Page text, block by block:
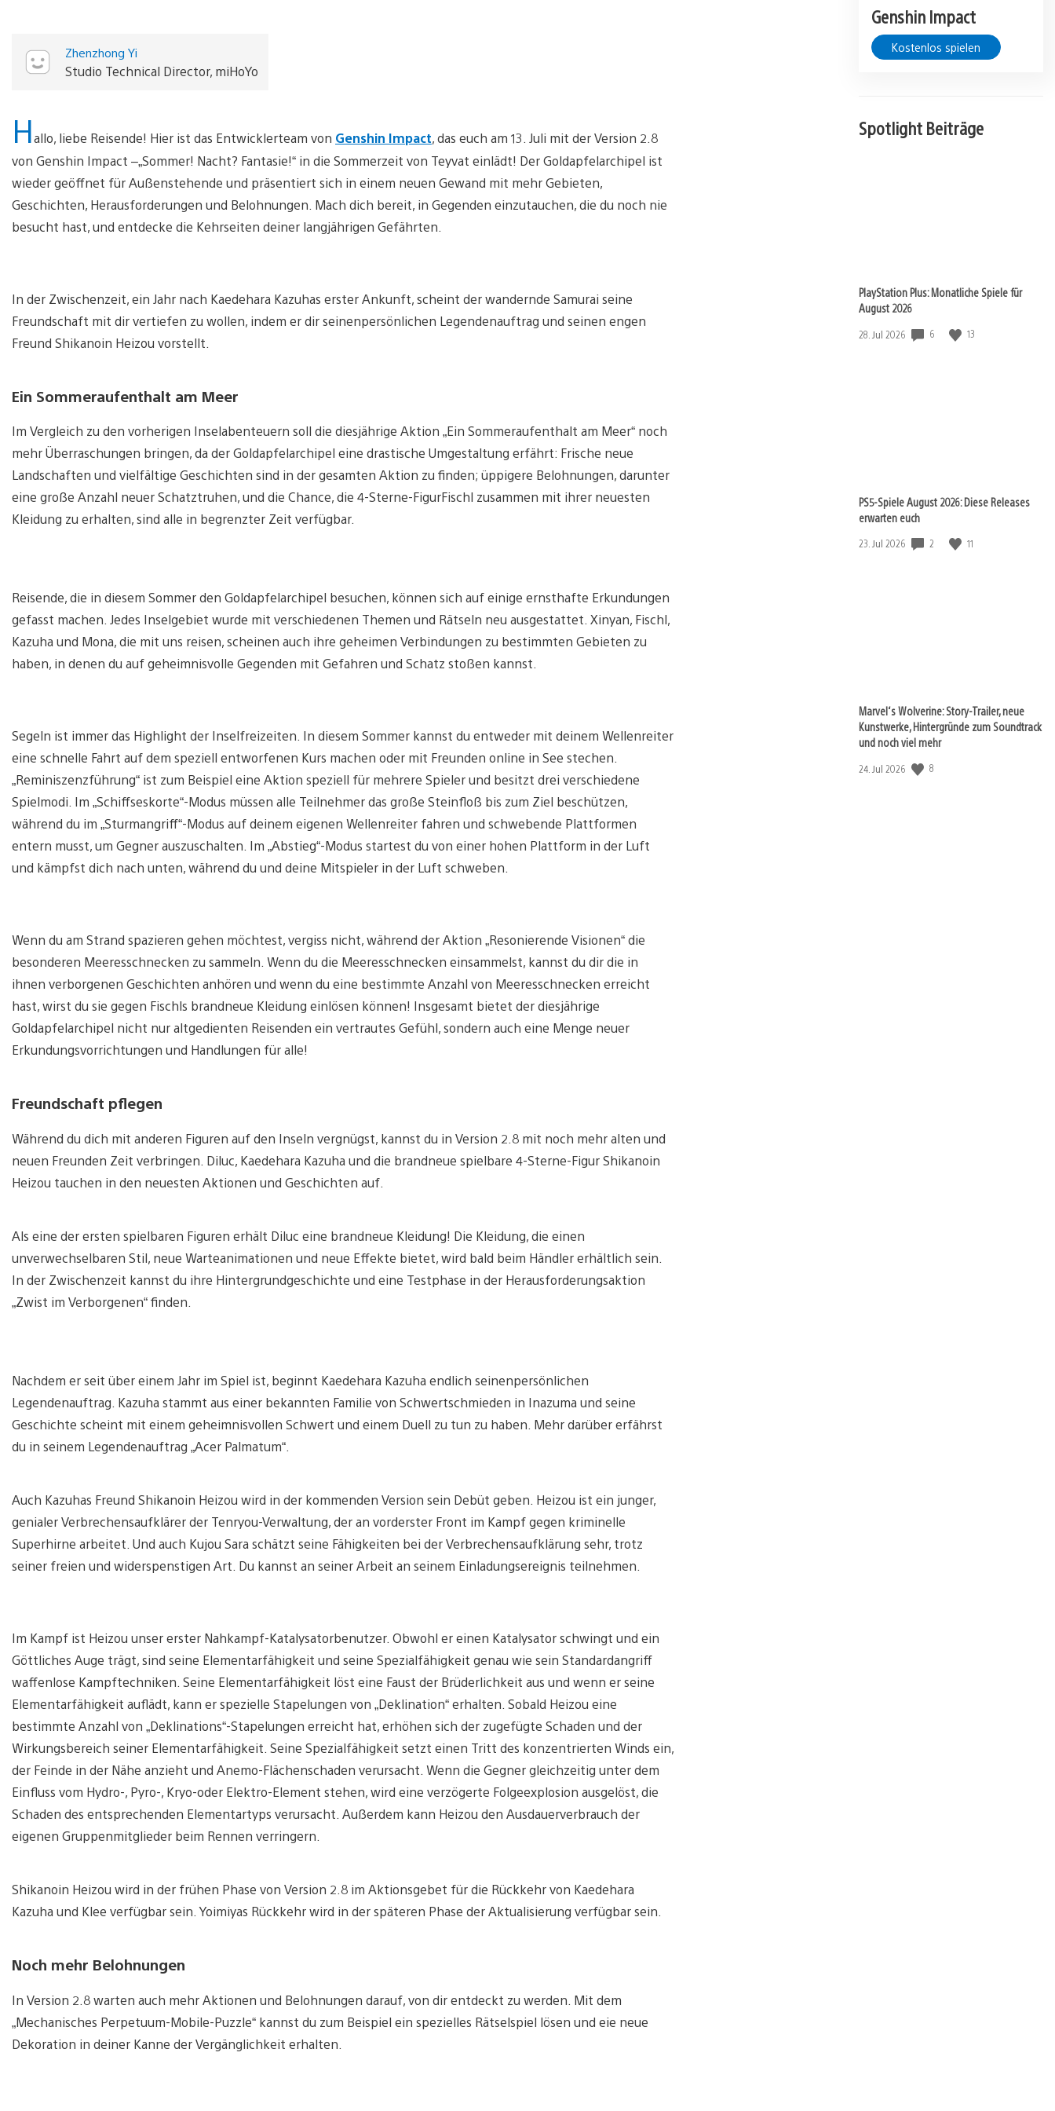
Zhenzhong Yi
Studio Technical Director, miHoYo
Hallo, liebe Reisende! Hier ist das Entwicklerteam von Genshin Impact, das euch am 13. Juli mit der Version 2.8
von Genshin Impact –„Sommer! Nacht? Fantasie!“ in die Sommerzeit von Teyvat einlädt! Der Goldapfelarchipel ist
wieder geöffnet für Außenstehende und präsentiert sich in einem neuen Gewand mit mehr Gebieten,
Geschichten, Herausforderungen und Belohnungen. Mach dich bereit, in Gegenden einzutauchen, die du noch nie
besucht hast, und entdecke die Kehrseiten deiner langjährigen Gefährten.
download
In der Zwischenzeit, ein Jahr nach Kaedehara Kazuhas erster Ankunft, scheint der wandernde Samurai seine
Freundschaft mit dir vertiefen zu wollen, indem er dir seinenpersönlichen Legendenauftrag und seinen engen
Freund Shikanoin Heizou vorstellt.
Ein Sommeraufenthalt am Meer
Im Vergleich zu den vorherigen Inselabenteuern soll die diesjährige Aktion „Ein Sommeraufenthalt am Meer“ noch
mehr Überraschungen bringen, da der Goldapfelarchipel eine drastische Umgestaltung erfährt: Frische neue
Landschaften und vielfältige Geschichten sind in der gesamten Aktion zu finden; üppigere Belohnungen, darunter
eine große Anzahl neuer Schatztruhen, und die Chance, die 4-Sterne-FigurFischl zusammen mit ihrer neuesten
Kleidung zu erhalten, sind alle in begrenzter Zeit verfügbar.
Reisende, die in diesem Sommer den Goldapfelarchipel besuchen, können sich auf einige ernsthafte Erkundungen
gefasst machen. Jedes Inselgebiet wurde mit verschiedenen Themen und Rätseln neu ausgestattet. Xinyan, Fischl,
Kazuha und Mona, die mit uns reisen, scheinen auch ihre geheimen Verbindungen zu bestimmten Gebieten zu
haben, in denen du auf geheimnisvolle Gegenden mit Gefahren und Schatz stoßen kannst.
download
Segeln ist immer das Highlight der Inselfreizeiten. In diesem Sommer kannst du entweder mit deinem Wellenreiter
eine schnelle Fahrt auf dem speziell entworfenen Kurs machen oder mit Freunden online in See stechen.
„Reminiszenzführung“ ist zum Beispiel eine Aktion speziell für mehrere Spieler und besitzt drei verschiedene
Spielmodi. Im „Schiffseskorte“-Modus müssen alle Teilnehmer das große Steinfloß bis zum Ziel beschützen,
während du im „Sturmangriff“-Modus auf deinem eigenen Wellenreiter fahren und schwebende Plattformen
entern musst, um Gegner auszuschalten. Im „Abstieg“-Modus startest du von einer hohen Plattform in der Luft
und kämpfst dich nach unten, während du und deine Mitspieler in der Luft schweben.
Wenn du am Strand spazieren gehen möchtest, vergiss nicht, während der Aktion „Resonierende Visionen“ die
besonderen Meeresschnecken zu sammeln. Wenn du die Meeresschnecken einsammelst, kannst du dir die in
ihnen verborgenen Geschichten anhören und wenn du eine bestimmte Anzahl von Meeresschnecken erreicht
hast, wirst du sie gegen Fischls brandneue Kleidung einlösen können! Insgesamt bietet der diesjährige
Goldapfelarchipel nicht nur altgedienten Reisenden ein vertrautes Gefühl, sondern auch eine Menge neuer
Erkundungsvorrichtungen und Handlungen für alle!
Freundschaft pflegen
Während du dich mit anderen Figuren auf den Inseln vergnügst, kannst du in Version 2.8 mit noch mehr alten und
neuen Freunden Zeit verbringen. Diluc, Kaedehara Kazuha und die brandneue spielbare 4-Sterne-Figur Shikanoin
Heizou tauchen in den neuesten Aktionen und Geschichten auf.
Als eine der ersten spielbaren Figuren erhält Diluc eine brandneue Kleidung! Die Kleidung, die einen
unverwechselbaren Stil, neue Warteanimationen und neue Effekte bietet, wird bald beim Händler erhältlich sein.
In der Zwischenzeit kannst du ihre Hintergrundgeschichte und eine Testphase in der Herausforderungsaktion
„Zwist im Verborgenen“ finden.
Nachdem er seit über einem Jahr im Spiel ist, beginnt Kaedehara Kazuha endlich seinenpersönlichen
Legendenauftrag. Kazuha stammt aus einer bekannten Familie von Schwertschmieden in Inazuma und seine
Geschichte scheint mit einem geheimnisvollen Schwert und einem Duell zu tun zu haben. Mehr darüber erfährst
du in seinem Legendenauftrag „Acer Palmatum“.
Auch Kazuhas Freund Shikanoin Heizou wird in der kommenden Version sein Debüt geben. Heizou ist ein junger,
genialer Verbrechensaufklärer der Tenryou-Verwaltung, der an vorderster Front im Kampf gegen kriminelle
Superhirne arbeitet. Und auch Kujou Sara schätzt seine Fähigkeiten bei der Verbrechensaufklärung sehr, trotz
seiner freien und widerspenstigen Art. Du kannst an seiner Arbeit an seinem Einladungsereignis teilnehmen.
Im Kampf ist Heizou unser erster Nahkampf-Katalysatorbenutzer. Obwohl er einen Katalysator schwingt und ein
Göttliches Auge trägt, sind seine Elementarfähigkeit und seine Spezialfähigkeit genau wie sein Standardangriff
waffenlose Kampftechniken. Seine Elementarfähigkeit löst eine Faust der Brüderlichkeit aus und wenn er seine
Elementarfähigkeit auflädt, kann er spezielle Stapelungen von „Deklination“ erhalten. Sobald Heizou eine
bestimmte Anzahl von „Deklinations“-Stapelungen erreicht hat, erhöhen sich der zugefügte Schaden und der
Wirkungsbereich seiner Elementarfähigkeit. Seine Spezialfähigkeit setzt einen Tritt des konzentrierten Winds ein,
der Feinde in der Nähe anzieht und Anemo-Flächenschaden verursacht. Wenn die Gegner gleichzeitig unter dem
Einfluss vom Hydro-, Pyro-, Kryo-oder Elektro-Element stehen, wird eine verzögerte Folgeexplosion ausgelöst, die
Schaden des entsprechenden Elementartyps verursacht. Außerdem kann Heizou den Ausdauerverbrauch der
eigenen Gruppenmitglieder beim Rennen verringern.
Shikanoin Heizou wird in der frühen Phase von Version 2.8 im Aktionsgebet für die Rückkehr von Kaedehara
Kazuha und Klee verfügbar sein. Yoimiyas Rückkehr wird in der späteren Phase der Aktualisierung verfügbar sein.
Noch mehr Belohnungen
In Version 2.8 warten auch mehr Aktionen und Belohnungen darauf, von dir entdeckt zu werden. Mit dem
„Mechanisches Perpetuum-Mobile-Puzzle“ kannst du zum Beispiel ein spezielles Rätselspiel lösen und eie neue
Dekoration in deiner Kanne der Vergänglichkeit erhalten.
Genshin Impact
Kostenlos spielen
Spotlight Beiträge
PlayStation Plus: Monatliche Spiele für
August 2026
Veröffentlichungsdatum:
28. Jul 2026 6 13
PS5-Spiele August 2026: Diese Releases
erwarten euch
Veröffentlichungsdatum:
23. Jul 2026 2 11
Marvel‘s Wolverine: Story-Trailer, neue
Kunstwerke, Hintergründe zum Soundtrack
und noch viel mehr
Veröffentlichungsdatum:
24. Jul 2026 8